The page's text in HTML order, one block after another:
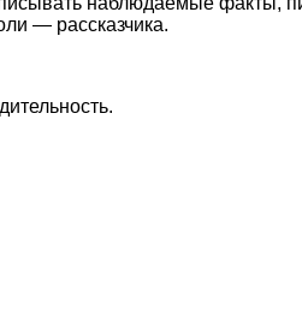
— рассказчика.